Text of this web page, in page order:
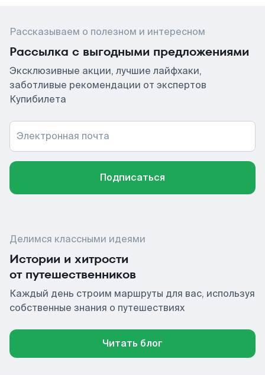
Рассказываем о полезном и интересном
Рассылка с выгодными предложениями
Эксклюзивные акции, лучшие лайфхаки,
заботливые рекомендации от экспертов
Купибилета
Электронная почта
Подписаться
Делимся классными идеями
Истории и хитрости
от путешественников
Каждый день строим маршруты для вас, используя
собственные знания о путешествиях
Читать блог